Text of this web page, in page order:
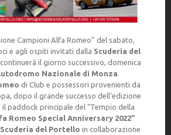
Campioni Alfa Romeo” del sabato,
e agli ospiti invitati dalla Scuderia del
il giorno successivo, domenica
Nazionale di Monza.
di Club e possessori provenienti da
dopo il grande successo dell’edizione
il paddock principale del “Tempio della
Romeo Special Anniversary 2022”
Scuderia del Portello in collaborazione